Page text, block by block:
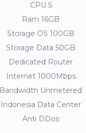
CPU 5
Ram 16GB
Storage OS 100GB
Storage Data 50GB
Dedicated Router
Internet 1000Mbps
Bandwidth Unmetered
Indonesia Data Center
Anti DDos